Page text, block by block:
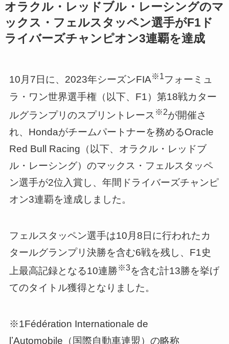
オラクル・レッドブル・レーシングのマ
ックス・フェルスタッペン選手がF1ド
ライバーズチャンピオン3連覇を達成
10月7日に、2023年シーズンFIA※1フォーミュ
ラ・ワン世界選手権（以下、F1）第18戦カター
ルグランプリのスプリントレース ※2が開催さ
れ、Hondaがチームパートナーを務めるOracle
Red Bull Racing（以下、オラクル・レッドブ
ル・レーシング）のマックス・フェルスタッペ
ン選手が2位入賞し、年間ドライバーズチャンピ
オン3連覇を達成しました。
フェルスタッペン選手は10月8日に行われたカ
タールグランプリ決勝を含む6戦を残し、F1史
上最高記録となる10連勝※3を含む計13勝を挙げ
てのタイトル獲得となりました。
※1Fédération Internationale de
lʼAutomobile（国際⾃動⾞連盟）の略称